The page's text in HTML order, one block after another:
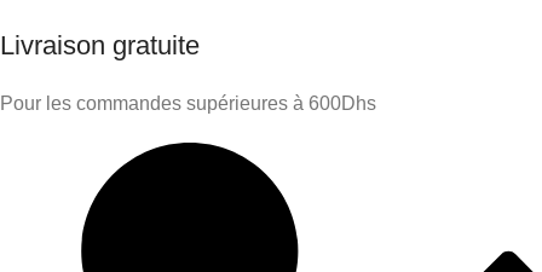
Livraison gratuite
Pour les commandes supérieures à 600Dhs